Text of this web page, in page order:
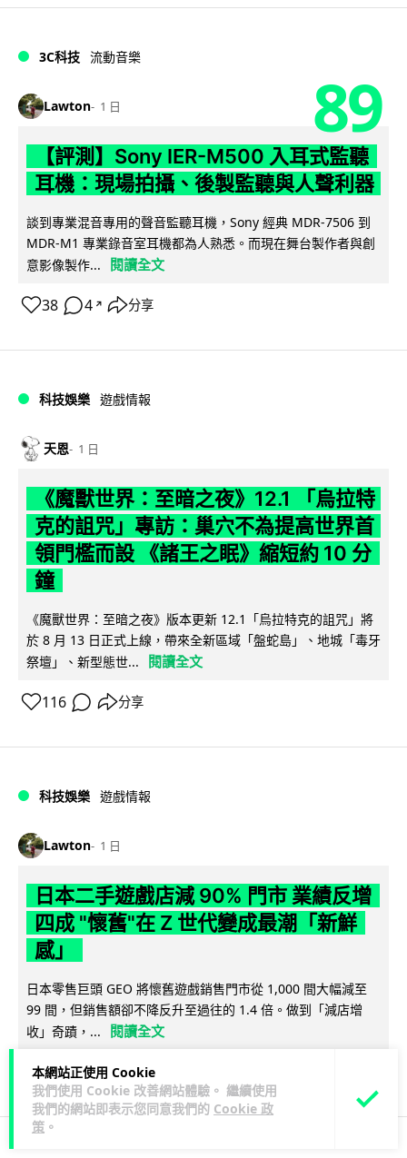
本網站正使用 Cookie
我們使用 Cookie 改善網站體驗。 繼續使用
我們的網站即表示您同意我們的 Cookie 政
策 。
3C科技 流動音樂
Lawton 1 日 89
【評測】Sony IER-M500 入耳式監聽
耳機：現場拍攝、後製監聽與人聲利器
談到專業混音專用的聲音監聽耳機，Sony 經典 MDR-7506 到
MDR-M1 專業錄音室耳機都為人熟悉。而現在舞台製作者與創
意影像製作...
閱讀全文
38 4 ↗ 分享
科技娛樂 遊戲情報
天恩 1 日
《魔獸世界：至暗之夜》12.1 「烏拉特
克的詛咒」專訪：巢穴不為提高世界首
領門檻而設 《諸王之眠》縮短約 10 分
鐘
《魔獸世界：至暗之夜》版本更新 12.1「烏拉特克的詛咒」將
於 8 月 13 日正式上線，帶來全新區域「盤蛇島」、地城「毒牙
祭壇」、新型態世...
閱讀全文
116 分享
科技娛樂 遊戲情報
Lawton 1 日
日本二手遊戲店減 90% 門市 業績反增
四成 "懷舊"在 Z 世代變成最潮「新鮮
感」
日本零售巨頭 GEO 將懷舊遊戲銷售門市從 1,000 間大幅減至
99 間，但銷售額卻不降反升至過往的 1.4 倍。做到「減店增
收」奇蹟，...
閱讀全文
252 20 ↗ 分享